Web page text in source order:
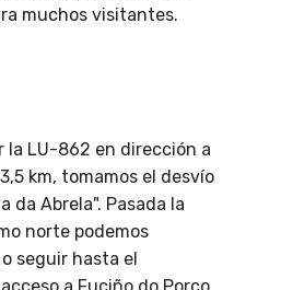
muchos visitantes.
la LU-862 en dirección a
km, tomamos el desvío
da Abrela". Pasada la
norte podemos
seguir hasta el